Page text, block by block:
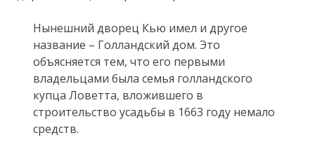
Нынешний дворец Кью имел и другое
название – Голландский дом. Это
объясняется тем, что его первыми
владельцами была семья голландского
купца Ловетта, вложившего в
строительство усадьбы в 1663 году немало
средств.